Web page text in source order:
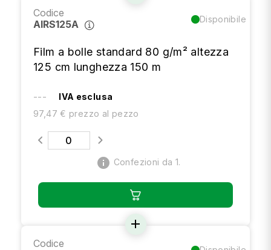
Codice
AIRS125A
Disponibile
Film a bolle standard 80 g/m² altezza
125 cm lunghezza 150 m
---
IVA esclusa
97,47 € prezzo al pezzo
info Confezioni da 1.
add
Codice